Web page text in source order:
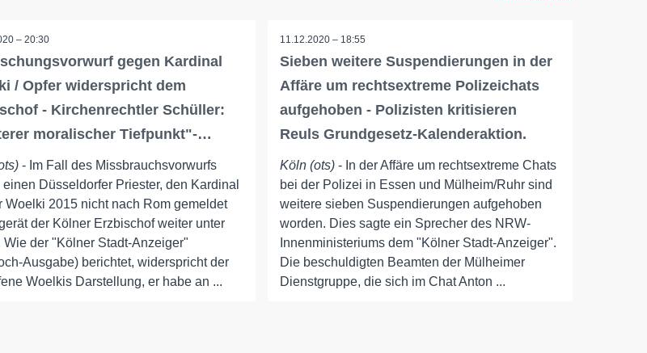
– 20:30
gegen Kardinal
/ Opfer widerspricht dem
- Kirchenrechtler Schüller:
moralischer Tiefpunkt"-…
- Im Fall des Missbrauchsvorwurfs
Düsseldorfer Priester, den Kardinal
Woelki 2015 nicht nach Rom gemeldet
der Kölner Erzbischof weiter unter
Wie der "Kölner Stadt-Anzeiger"
Ausgabe) berichtet, widerspricht der
Woelkis Darstellung, er habe an ...
11.12.2020 – 18:55
Sieben weitere Suspendierungen in der
Affäre um rechtsextreme Polizeichats
aufgehoben - Polizisten kritisieren
Reuls Grundgesetz-Kalenderaktion.
Köln (ots) - In der Affäre um rechtsextreme Chats
bei der Polizei in Essen und Mülheim/Ruhr sind
weitere sieben Suspendierungen aufgehoben
worden. Dies sagte ein Sprecher des NRW-
Innenministeriums dem "Kölner Stadt-Anzeiger".
Die beschuldigten Beamten der Mülheimer
Dienstgruppe, die sich im Chat Anton ...